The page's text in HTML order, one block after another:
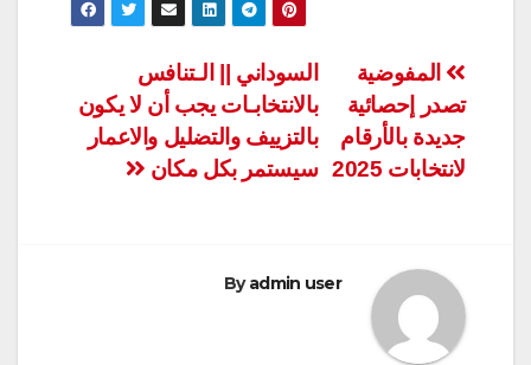
تصفّح
المقالات
السوداني || الـتنافس
بالانتخابـات يجب أن لا يكون
بالتزييف والتضليل والاعمار
سيستمر بكل مكان
المفوضية
تصدر إحصائية
جديدة بالأرقام
لانتخابات 2025
Byadmin user